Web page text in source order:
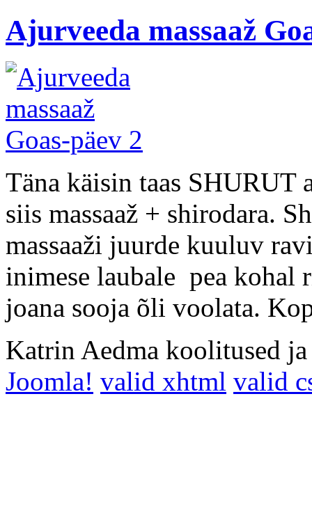
Ajurveeda massaaž
Täna käisin taas SHURUT
siis massaaž + shirodara.
massaaži juurde kuuluv
inimese laubale pea kohal
joana sooja õli voolata.
Katrin Aedma koolitused
Joomla! valid xhtml valid